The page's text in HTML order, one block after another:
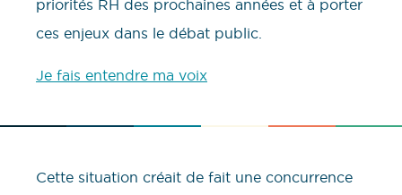
priorités RH des prochaines années et à porter
ces enjeux dans le débat public.
Je fais entendre ma voix
Cette situation créait de fait une concurrence